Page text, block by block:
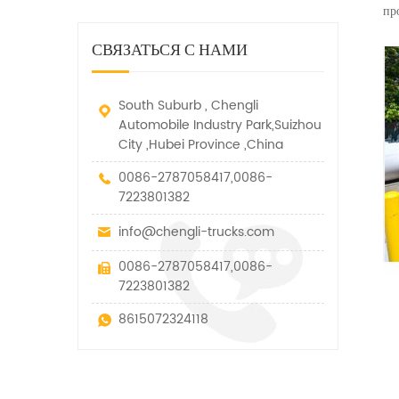
транспортные средства.
специальных транспортных
средств, которые допускаются
параметров этого вида
вытягивание и подъем тяги.
СВЯЗАТЬСЯ С НАМИ
South Suburb , Chengli
Automobile Industry Park,Suizhou
City ,Hubei Province ,China
0086-2787058417,0086-
7223801382
info@chengli-trucks.com
0086-2787058417,0086-
7223801382
8615072324118